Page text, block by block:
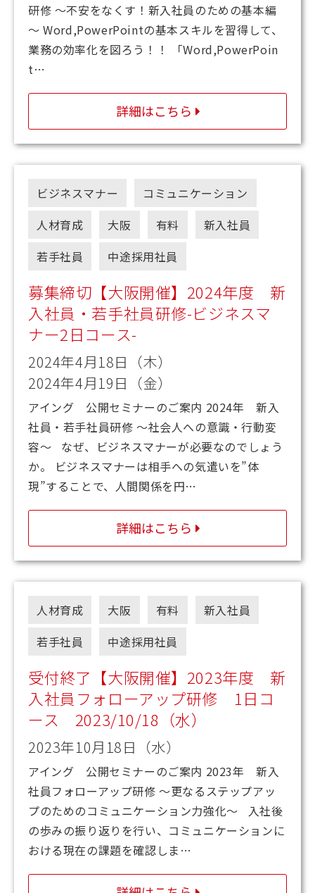
研修 ～不安をなくす！新入社員のための基本編
～ Word,PowerPointの基本スキルを習得して、
業務の効率化を図ろう！！ 「Word,PowerPoin
t…
詳細はこちら
ビジネスマナー
コミュニケーション
人材育成
大阪 有料
新入社員
若手社員
中途採用社員
募集締切【大阪開催】2024年度 新
入社員・若手社員研修-ビジネスマ
ナー2日コース-
2024年4月18日（木）
2024年4月19日（金）
アイング 公開セミナーのご案内 2024年 新入
社員・若手社員研修 ～社会人への意識・行動変
容～ なぜ、ビジネスマナーが必要なのでしょう
か。 ビジネスマナーは相手への気遣いを”体
現”することで、人間関係を円…
詳細はこちら
人材育成 大阪 有料
新入社員
若手社員
中途採用社員
受付終了【大阪開催】2023年度 新
入社員フォローアップ研修 1日コ
ース 2023/10/18（水）
2023年10月18日（水）
アイング 公開セミナーのご案内 2023年 新入
社員フォローアップ研修 ～更なるステップアッ
プのためのコミュニケーション力強化～ 入社後
の歩みの振り返りを行い、コミュニケーションに
おける現在の課題を確認しま…